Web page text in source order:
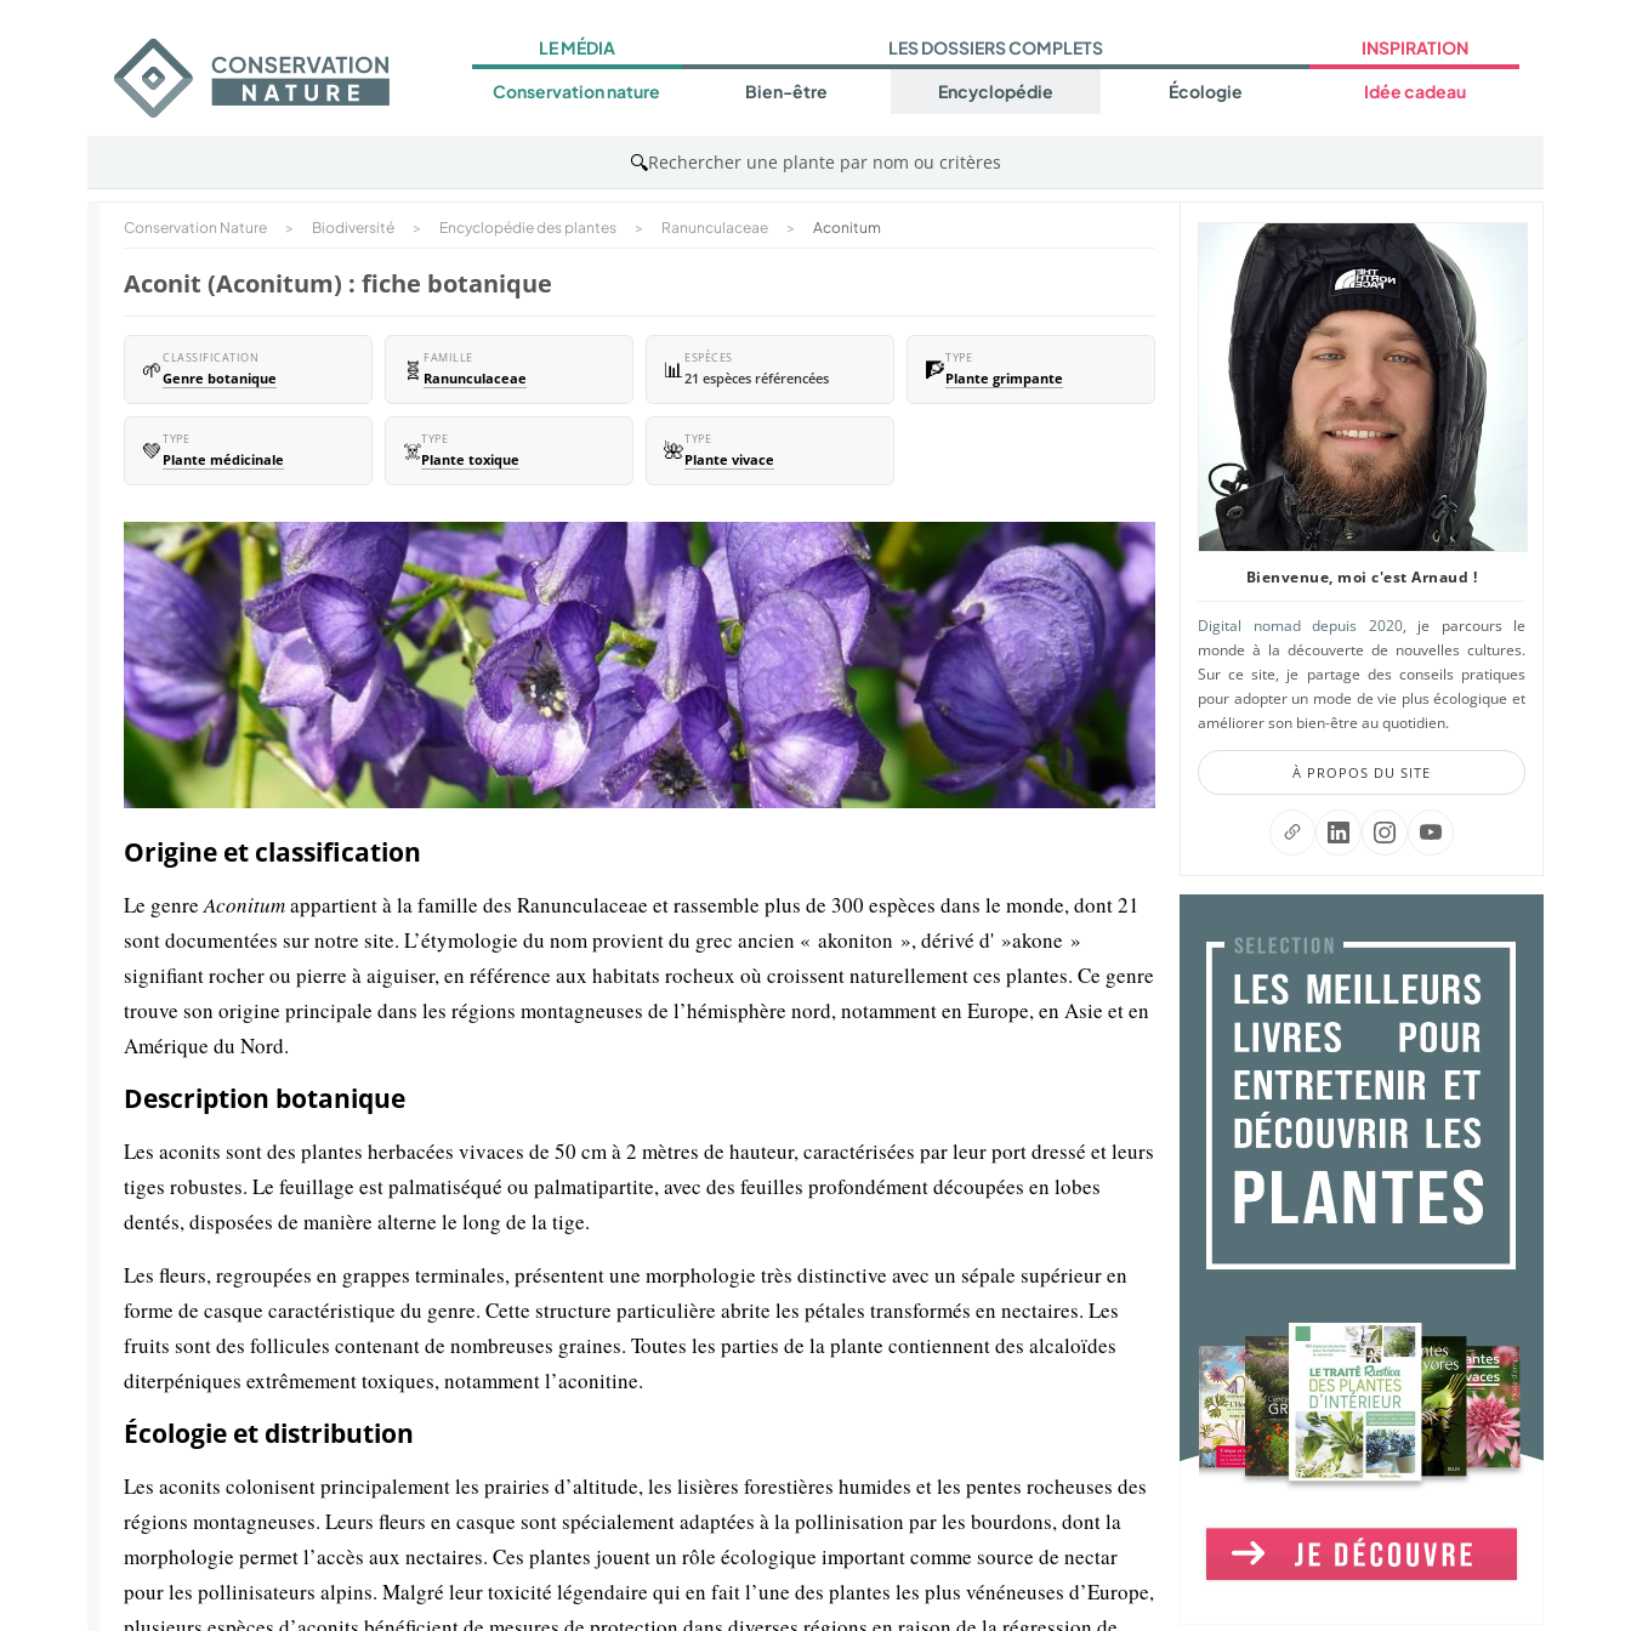
LE MÉDIA
Conservation nature
LES DOSSIERS COMPLETS
Bien-être Encyclopédie Écologie
INSPIRATION
Idée cadeau
🔍Rechercher une plante par nom ou critères
Conservation Nature > Biodiversité > Encyclopédie des plantes > Ranunculaceae > Aconitum
Aconit (Aconitum) : fiche botanique
🌱CLASSIFICATION
Genre botanique 🧬 FAMILLE
Ranunculaceae 📊 ESPÈCES
21 espèces référencées 🧗TYPE
Plante grimpante
💚TYPE
Plante médicinale ☠️TYPE
Plante toxique 🌺TYPE
Plante vivace
Origine et classification
Le genreAconitumappartient à la famille des Ranunculaceae et rassemble plus de 300 espèces dans le monde, dont 21
sont documentées sur notre site. L’étymologie du nom provient du grec ancien « akoniton », dérivé d' »akone »
signifiant rocher ou pierre à aiguiser, en référence aux habitats rocheux où croissent naturellement ces plantes. Ce genre
trouve son origine principale dans les régions montagneuses de l’hémisphère nord, notamment en Europe, en Asie et en
Amérique du Nord.
Description botanique
Les aconits sont des plantes herbacées vivaces de 50 cm à 2 mètres de hauteur, caractérisées par leur port dressé et leurs
tiges robustes. Le feuillage est palmatiséqué ou palmatipartite, avec des feuilles profondément découpées en lobes
dentés, disposées de manière alterne le long de la tige.
Les fleurs, regroupées en grappes terminales, présentent une morphologie très distinctive avec un sépale supérieur en
forme de casque caractéristique du genre. Cette structure particulière abrite les pétales transformés en nectaires. Les
fruits sont des follicules contenant de nombreuses graines. Toutes les parties de la plante contiennent des alcaloïdes
diterpéniques extrêmement toxiques, notamment l’aconitine.
Écologie et distribution
Les aconits colonisent principalement les prairies d’altitude, les lisières forestières humides et les pentes rocheuses des
régions montagneuses. Leurs fleurs en casque sont spécialement adaptées à la pollinisation par les bourdons, dont la
morphologie permet l’accès aux nectaires. Ces plantes jouent un rôle écologique important comme source de nectar
pour les pollinisateurs alpins. Malgré leur toxicité légendaire qui en fait l’une des plantes les plus vénéneuses d’Europe,
Bienvenue, moi c'est Arnaud !
Digital nomad depuis 2020, je parcours le
monde à la découverte de nouvelles cultures.
Sur ce site, je partage des conseils pratiques
pour adopter un mode de vie plus écologique et
améliorer son bien-être au quotidien.
À PROPOS DU SITE